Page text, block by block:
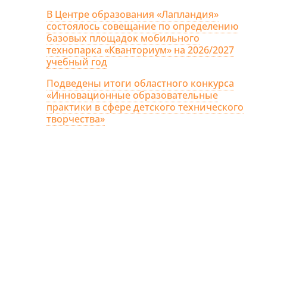
В Центре образования «Лапландия»
состоялось совещание по определению
базовых площадок мобильного
технопарка «Кванториум» на 2026/2027
учебный год
Подведены итоги областного конкурса
«Инновационные образовательные
практики в сфере детского технического
творчества»